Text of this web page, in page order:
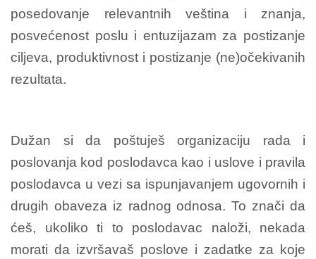
posedovanje relevantnih veština i znanja,
posvećenost poslu i entuzijazam za postizanje
ciljeva, produktivnost i postizanje (ne)očekivanih
rezultata.
Dužan si da poštuješ organizaciju rada i
poslovanja kod poslodavca kao i uslove i pravila
poslodavca u vezi sa ispunjavanjem ugovornih i
drugih obaveza iz radnog odnosa. To znači da
ćeš, ukoliko ti to poslodavac naloži, nekada
morati da izvršavaš poslove i zadatke za koje